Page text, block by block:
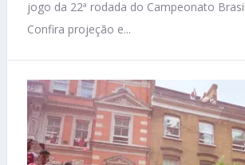
jogo da 22ª rodada do Campeonato
Confira projeção e...